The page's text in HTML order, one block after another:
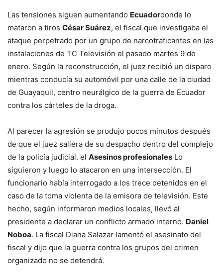
Las tensiones siguen aumentando Ecuadordonde lo
mataron a tiros César Suárez, el fiscal que investigaba el
ataque perpetrado por un grupo de narcotraficantes en las
instalaciones de TC Televisión el pasado martes 9 de
enero. Según la reconstrucción, el juez recibió un disparo
mientras conducía su automóvil por una calle de la ciudad
de Guayaquil, centro neurálgico de la guerra de Ecuador
contra los cárteles de la droga.
Al parecer la agresión se produjo pocos minutos después
de que el juez saliera de su despacho dentro del complejo
de la policía judicial. el Asesinos profesionales Lo
siguieron y luego lo atacaron en una intersección. El
funcionario había interrogado a los trece detenidos en el
caso de la toma violenta de la emisora ​​de televisión. Este
hecho, según informaron medios locales, llevó al
presidente a declarar un conflicto armado interno. Daniel
Noboa. La fiscal Diana Salazar lamentó el asesinato del
fiscal y dijo que la guerra contra los grupos del crimen
organizado no se detendrá.